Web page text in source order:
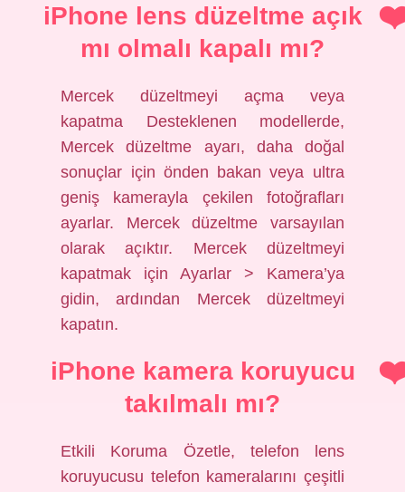
iPhone lens düzeltme açık
mı olmalı kapalı mı?
Mercek düzeltmeyi açma veya
kapatma Desteklenen modellerde,
Mercek düzeltme ayarı, daha doğal
sonuçlar için önden bakan veya ultra
geniş kamerayla çekilen fotoğrafları
ayarlar. Mercek düzeltme varsayılan
olarak açıktır. Mercek düzeltmeyi
kapatmak için Ayarlar > Kamera’ya
gidin, ardından Mercek düzeltmeyi
kapatın.
iPhone kamera koruyucu
takılmalı mı?
Etkili Koruma Özetle, telefon lens
koruyucusu telefon kameralarını çeşitli